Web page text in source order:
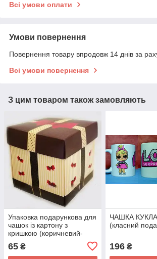
Всі умови оплати
Умови повернення
Повернення товару впродовж 14 днів за
Всі умови повернення
З цим товаром також замовляють
Упаковка подарункова для
чашок із картону з
кришкою (коричневий-
65 ₴
ЧАШКА КУКЛА
(класний
196₴